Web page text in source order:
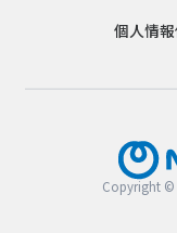
個人情
Copyright ©